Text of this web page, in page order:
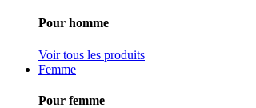
Pour homme
Voir tous les produits
Femme
Pour femme